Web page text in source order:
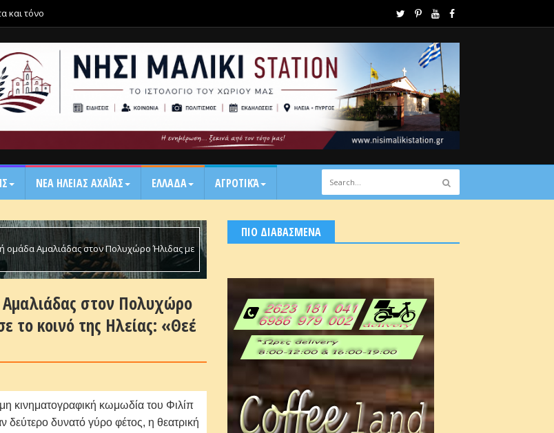
και τόνο
ΝΕΑ ΗΛΕΙΑΣ ΑΧΑΪ́ΑΣ ΕΛΛΑΔΑ ΑΓΡΟΤΙΚΆ
ομάδα Αμαλιάδας στον Πολυχώρο Ήλιδας με
στον Πολυχώρο
το κοινό της Ηλείας: «Θεέ
κινηματογραφική κωμωδία του Φιλίπ
δεύτερο δυνατό γύρο φέτος, η θεατρική
ΠΙΟ ΔΙΑΒΑΣΜΕΝΑ